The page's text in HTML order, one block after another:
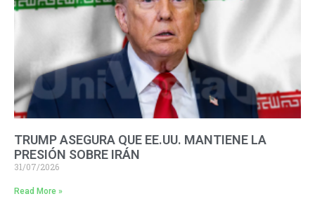
TRUMP ASEGURA QUE EE.UU. MANTIENE LA
PRESIÓN SOBRE IRÁN
31/07/2026
Read More »